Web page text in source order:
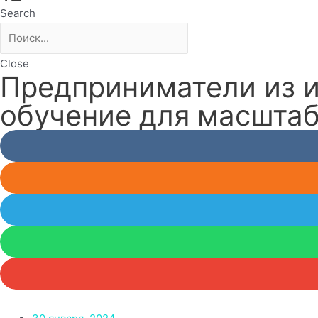
Search
Close
Предприниматели из
обучение для